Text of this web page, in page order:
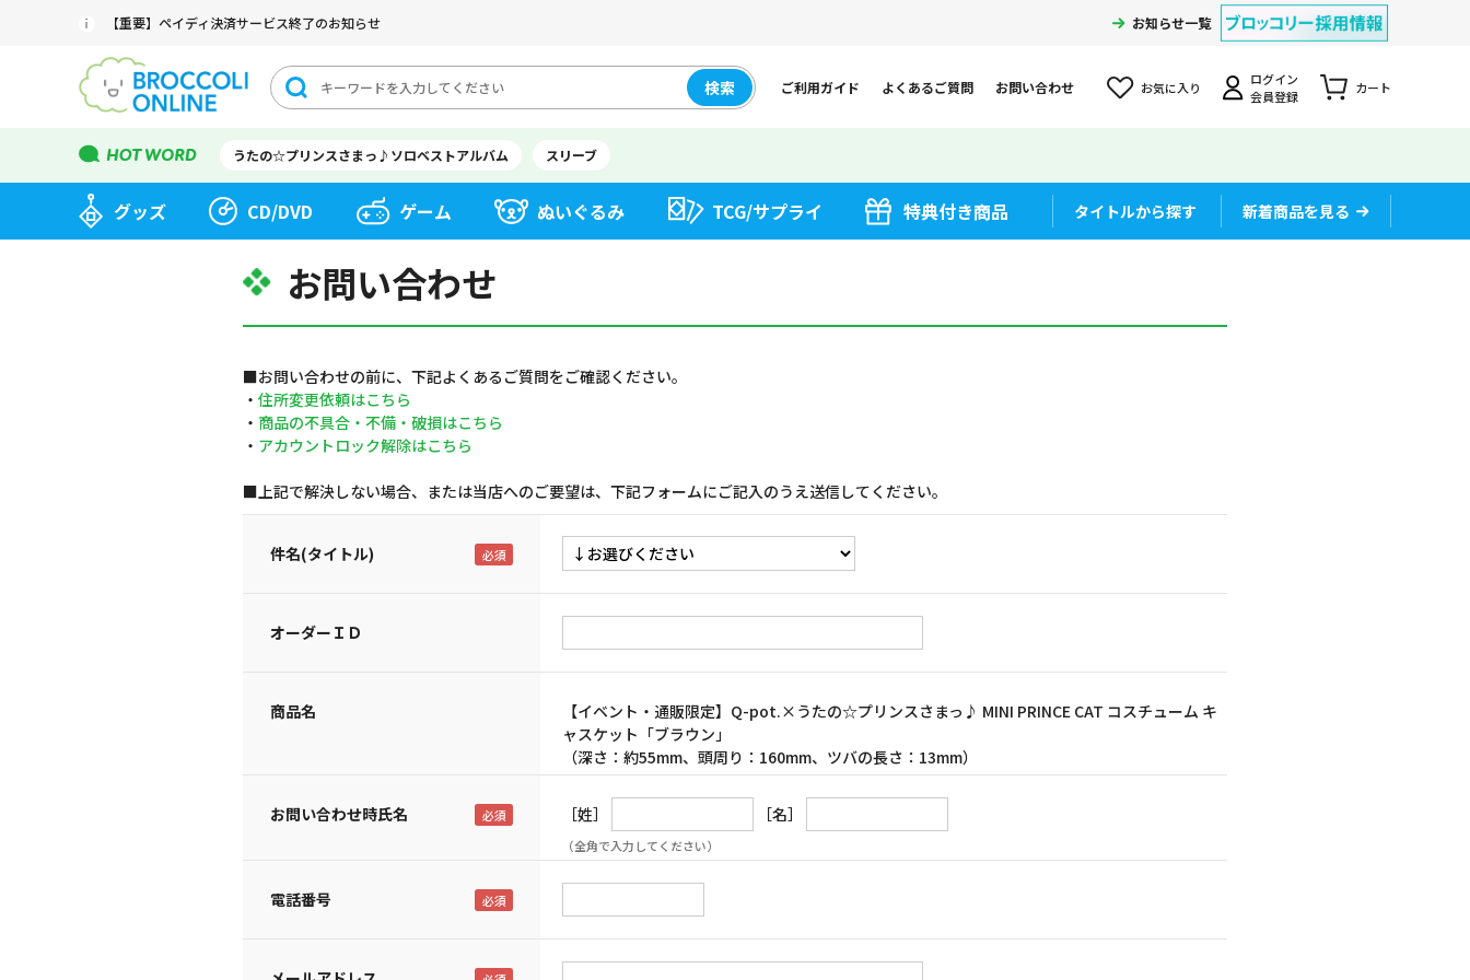
【重要】ペイディ決済サービス終了のお知らせ お知らせ一覧
検索 ご利用ガイド よくあるご質問 お問い合わせ お気に入り
ログイン
会員登録
カート
うたの☆プリンスさまっ♪ソロベストアルバム スリーブ
グッズ CD/DVD ゲーム ぬいぐるみ TCG/サプライ 特典付き商品 タイトルから探す 新着商品を見る
お問い合わせ
■お問い合わせの前に、下記よくあるご質問をご確認ください。
・ 住所変更依頼はこちら
・ 商品の不具合・不備・破損はこちら
・ アカウントロック解除はこちら
■上記で解決しない場合、または当店へのご要望は、下記フォームにご記入のうえ送信してください。
件名(タイトル)
オーダーＩＤ
商品名
【イベント・通販限定】Q-pot.×うたの☆プリンスさまっ♪ MINI PRINCE CAT コスチューム キ
ャスケット「ブラウン」
（深さ：約55mm、頭周り：160mm、ツバの長さ：13mm）
お問い合わせ時氏名 ［姓］ ［名］
（全角で入力してください）
電話番号